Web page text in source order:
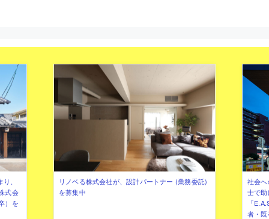
、
式会
）を
リノベる株式会社が、設計パートナー (業務委託)
を募集中
社会
士で
「
者・